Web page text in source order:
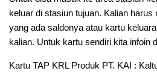
keluar di stasiun tujuan. Kalian
yang ada saldonya atau kartu
kalian. Untuk kartu sendiri kita infoin
Kartu TAP KRL Produk PT. KAI :